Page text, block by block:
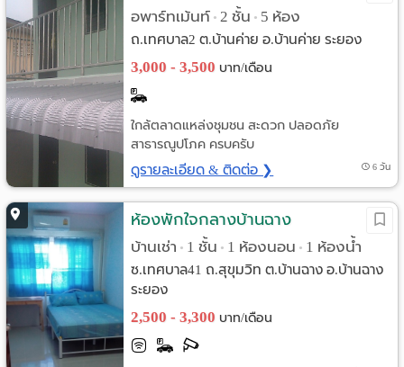
อพาร์ทเม้นท์ • 2 ชั้น • 5 ห้อง
ถ.เทศบาล2 ต.บ้านค่าย อ.บ้านค่าย ระยอง
3,000 - 3,500 บาท/เดือน
ใกล้ตลาดแหล่งชุมชน สะดวก ปลอดภัย
สาธารณูปโภค ครบครับ
ดูรายละเอียด & ติดต่อ ❯ 6 วัน
ห้องพักใจกลางบ้านฉาง
บ้านเช่า • 1 ชั้น • 1 ห้องนอน • 1 ห้องน้ำ
ซ.เทศบาล41 ถ.สุขุมวิท ต.บ้านฉาง อ.บ้านฉาง
ระยอง
2,500 - 3,300 บาท/เดือน